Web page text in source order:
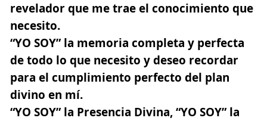
revelador que me trae el conocimiento que
necesito.
“YO SOY” la memoria completa y perfecta
de todo lo que necesito y deseo recordar
para el cumplimiento perfecto del plan
divino en mí.
“YO SOY” la Presencia Divina, “YO SOY” la